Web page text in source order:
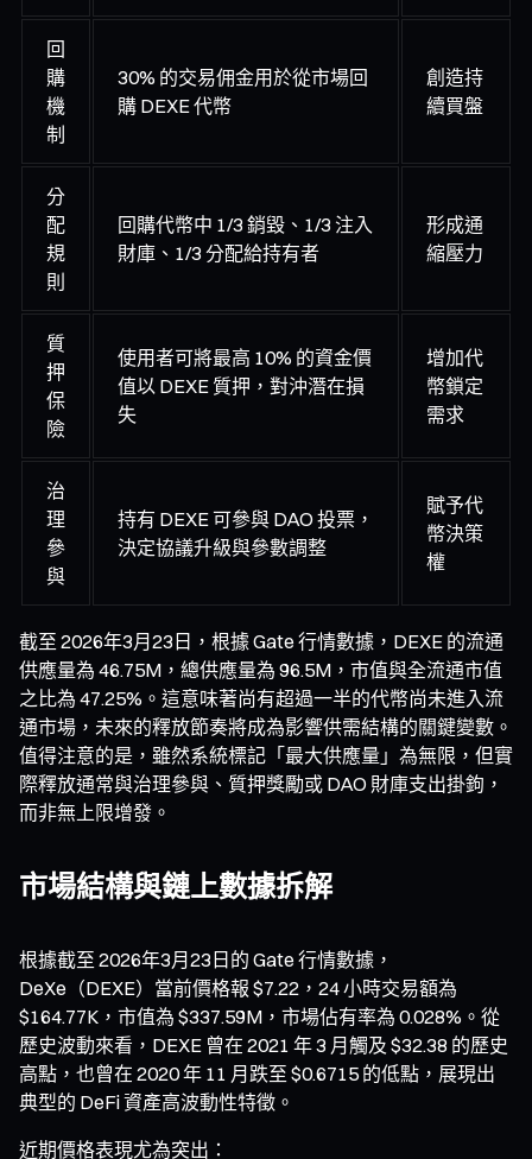
回
購
機
制
30% 的交易佣金用於從市場回
購 DEXE 代幣
創造持
續買盤
分
配
規
則
回購代幣中 1/3 銷毀、1/3 注入
財庫、1/3 分配給持有者
形成通
縮壓力
質
押
保
險
使用者可將最高 10% 的資金價
值以 DEXE 質押，對沖潛在損
失
增加代
幣鎖定
需求
治
理
參
與
持有 DEXE 可參與 DAO 投票，
決定協議升級與參數調整
賦予代
幣決策
權
截至 2026年3月23日，根據 Gate 行情數據，DEXE 的流通
供應量為 46.75M，總供應量為 96.5M，市值與全流通市值
之比為 47.25%。這意味著尚有超過一半的代幣尚未進入流
通市場，未來的釋放節奏將成為影響供需結構的關鍵變數。
值得注意的是，雖然系統標記「最大供應量」為無限，但實
際釋放通常與治理參與、質押獎勵或 DAO 財庫支出掛鉤，
而非無上限增發。
市場結構與鏈上數據拆解
根據截至 2026年3月23日的 Gate 行情數據，
DeXe（DEXE）當前價格報 $7.22，24 小時交易額為
$164.77K，市值為 $337.59M，市場佔有率為 0.028%。從
歷史波動來看，DEXE 曾在 2021 年 3 月觸及 $32.38 的歷史
高點，也曾在 2020 年 11 月跌至 $0.6715 的低點，展現出
典型的 DeFi 資產高波動性特徵。
近期價格表現尤為突出：